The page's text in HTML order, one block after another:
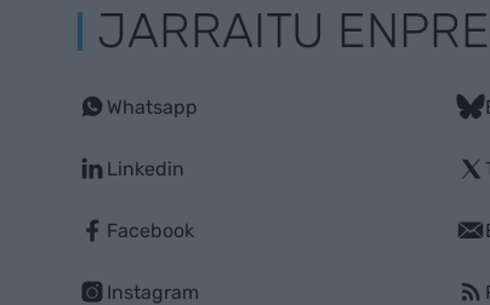
JARRAITU
Whatsapp
Linkedin
Facebook
Instagram